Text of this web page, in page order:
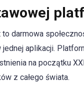
to darmowa
aplikacji.
na początku
z całego świata.